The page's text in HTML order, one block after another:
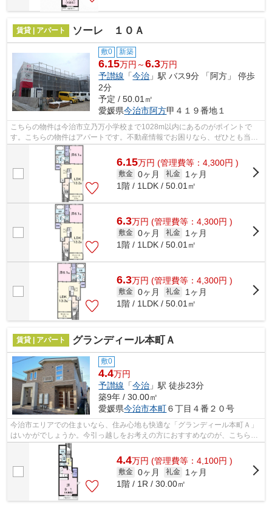
賃貸 | アパート ソーレ １０Ａ
敷0 新築
6.15万円～6.3万円
予讃線 「今治 」駅 バス9分 「阿方」 停歩
2分
予定 / 50.01㎡
愛媛県今治市阿方甲４１９番地１
こちらの物件は今治市立乃万小学校まで1028m以内にあるのがポイントで
す。こちらの物件はアパートです。不動産情報でお困りなら、ぜひとも当社
にお問い合わせください。数多くの物件を...
6.15万円 (管理費等：4,300円 )
敷金 0ヶ月 礼金
1ヶ月
1階 / 1LDK / 50.01㎡
6.3万円 (管理費等：4,300円 )
敷金 0ヶ月 礼金
1ヶ月
1階 / 1LDK / 50.01㎡
6.3万円 (管理費等：4,300円 )
敷金 0ヶ月 礼金
1ヶ月
1階 / 1LDK / 50.01㎡
賃貸 | アパート グランディール本町Ａ
敷0
4.4万円
予讃線 「今治 」駅 徒歩23分
築9年 / 30.00㎡
愛媛県今治市本町６丁目４番２０号
今治市エリアでの住まいなら、住み心地も快適な「グランディール本町Ａ」
はいかがでしょうか。今引っ越しをお考えの方におすすめなのが、こちらの
アパートです。周辺環境も良好で、魅...
4.4万円 (管理費等：4,100円 )
敷金 0ヶ月 礼金
1ヶ月
1階 / 1R / 30.00㎡